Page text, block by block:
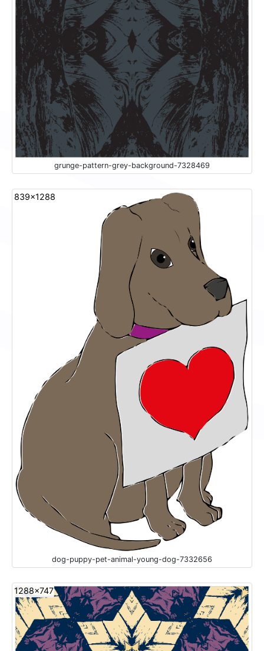
grunge-pattern-grey-background-7328469
839x1288
dog-puppy-pet-animal-young-dog-7332656
1288x747